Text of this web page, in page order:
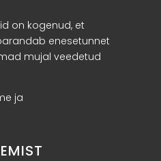
on kogenud, et
enesetunnet
mujal veedetud
ja